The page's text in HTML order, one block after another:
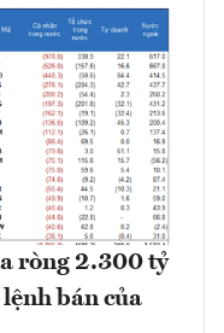
ròng 2.300 tỷ
bán của